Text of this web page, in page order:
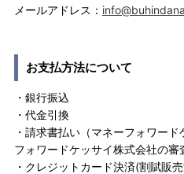
メールアドレス：
お支払方法について
・銀行振込
・代金引換
・請求書払い（マネーフォワー
フォワードケッサイ株式会社の審
・クレジットカード決済(割賦販